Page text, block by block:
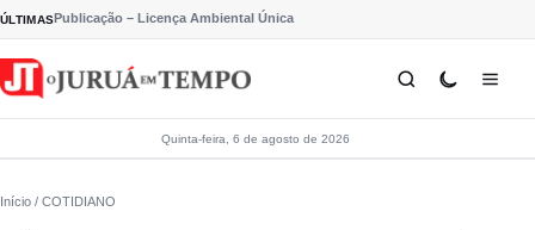
Pular para o conteúdo
ÚLTIMASPublicação – Licença Ambiental Única
Quinta-feira, 6 de agosto de 2026
Início / COTIDIANO